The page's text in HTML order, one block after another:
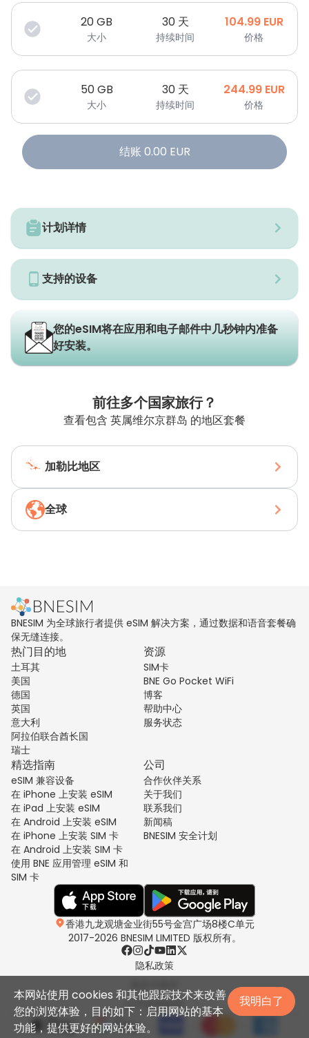
20GB
大小
30 天
持续时间
104.99 EUR
价格
50GB
大小
30 天
持续时间
244.99 EUR
价格
结账 0.00 EUR
计划详情
支持的设备
您的eSIM将在应用和电子邮件中几秒钟内准备
好安装。
前往多个国家旅行？
查看包含 英属维尔京群岛 的地区套餐
加勒比地区
全球
BNESIM 为全球旅行者提供 eSIM 解决方案，通过数据和语音套餐确
保无缝连接。
热门目的地
土耳其
美国
德国
英国
意大利
阿拉伯联合酋长国
瑞士
资源
SIM卡
BNE Go Pocket WiFi
博客
帮助中心
服务状态
精选指南
eSIM 兼容设备
在 iPhone 上安装 eSIM
在 iPad 上安装 eSIM
在 Android 上安装 eSIM
在 iPhone 上安装 SIM 卡
在 Android 上安装 SIM 卡
使用 BNE 应用管理 eSIM 和
SIM 卡
公司
合作伙伴关系
关于我们
联系我们
新闻稿
BNESIM 安全计划
香港九龙观塘金业街55号金宫广场8楼C单元
2017-2026 BNESIM LIMITED 版权所有。
隐私政策
公平使用政策
本网站使用 cookies 和其他跟踪技术来改善
您的浏览体验，目的如下：启用网站的基本
功能，提供更好的网站体验。
我明白了